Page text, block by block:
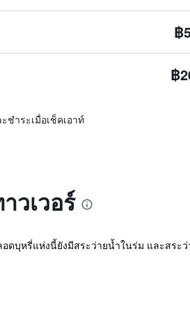
฿
฿
ำระเมื่อเช็คเอาท์
วเวอร์
ดบุหรี่แห่งนี้ยังมีสระว่ายน้ำในร่ม และสระ